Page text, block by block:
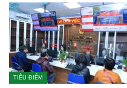
TIÊU ĐIỂM